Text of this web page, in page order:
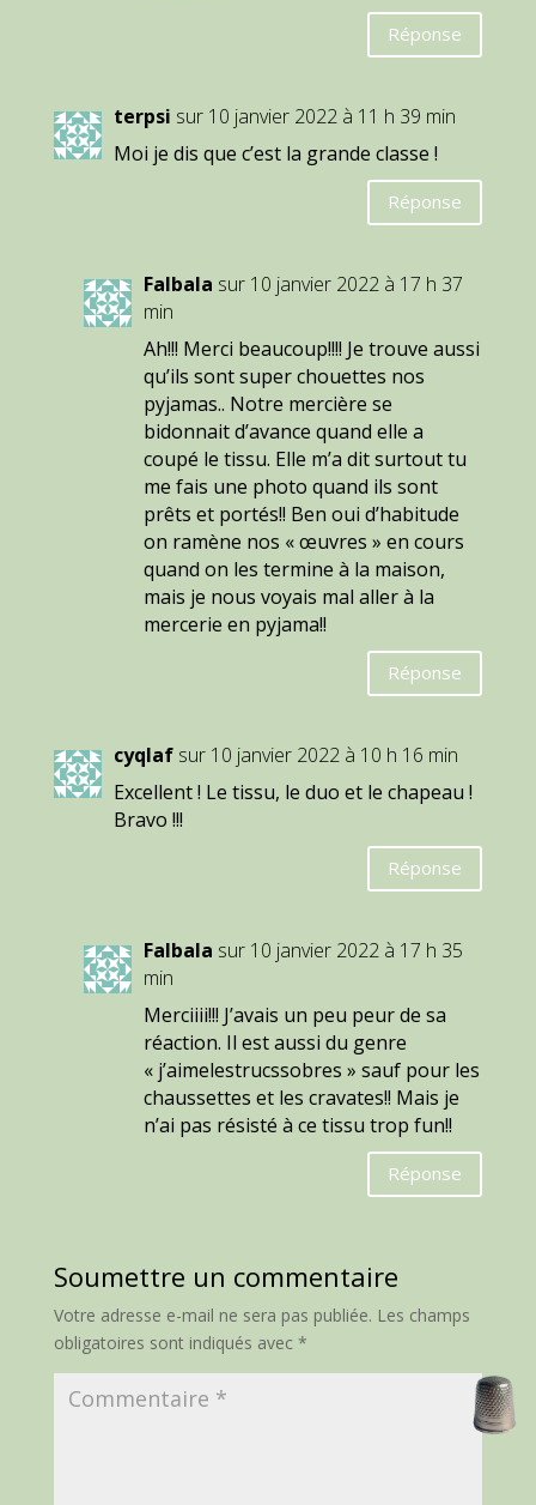
Réponse
terpsi sur 10 janvier 2022 à 11 h 39 min
Moi je dis que c’est la grande classe !
Réponse
Falbala sur 10 janvier 2022 à 17 h 37
min
Ah!!! Merci beaucoup!!!! Je trouve aussi
qu’ils sont super chouettes nos
pyjamas.. Notre mercière se
bidonnait d’avance quand elle a
coupé le tissu. Elle m’a dit surtout tu
me fais une photo quand ils sont
prêts et portés!! Ben oui d’habitude
on ramène nos « œuvres » en cours
quand on les termine à la maison,
mais je nous voyais mal aller à la
mercerie en pyjama!!
Réponse
cyqlaf sur 10 janvier 2022 à 10 h 16 min
Excellent ! Le tissu, le duo et le chapeau !
Bravo !!!
Réponse
Falbala sur 10 janvier 2022 à 17 h 35
min
Merciiii!!! J’avais un peu peur de sa
réaction. Il est aussi du genre
« j’aimelestrucssobres » sauf pour les
chaussettes et les cravates!! Mais je
n’ai pas résisté à ce tissu trop fun!!
Réponse
Soumettre un commentaire
Votre adresse e-mail ne sera pas publiée. Les champs
obligatoires sont indiqués avec *